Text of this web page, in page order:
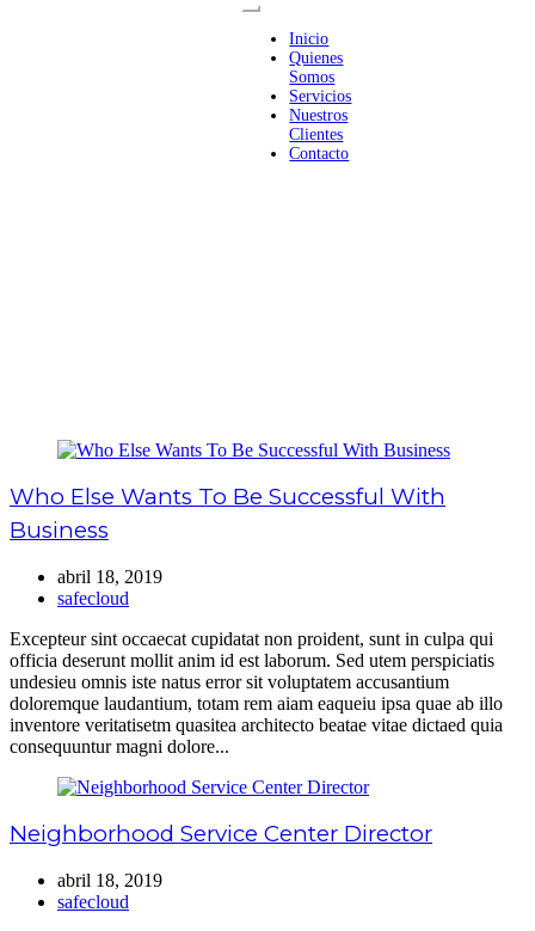
Inicio
Quienes
Somos
Servicios
Nuestros
Clientes
Contacto
Who Else Wants To Be Successful With
Business
abril 18, 2019
safecloud
Excepteur sint occaecat cupidatat non proident, sunt in culpa qui
officia deserunt mollit anim id est laborum. Sed utem perspiciatis
undesieu omnis iste natus error sit voluptatem accusantium
doloremque laudantium, totam rem aiam eaqueiu ipsa quae ab illo
inventore veritatisetm quasitea architecto beatae vitae dictaed quia
consequuntur magni dolore...
Neighborhood Service Center Director
abril 18, 2019
safecloud